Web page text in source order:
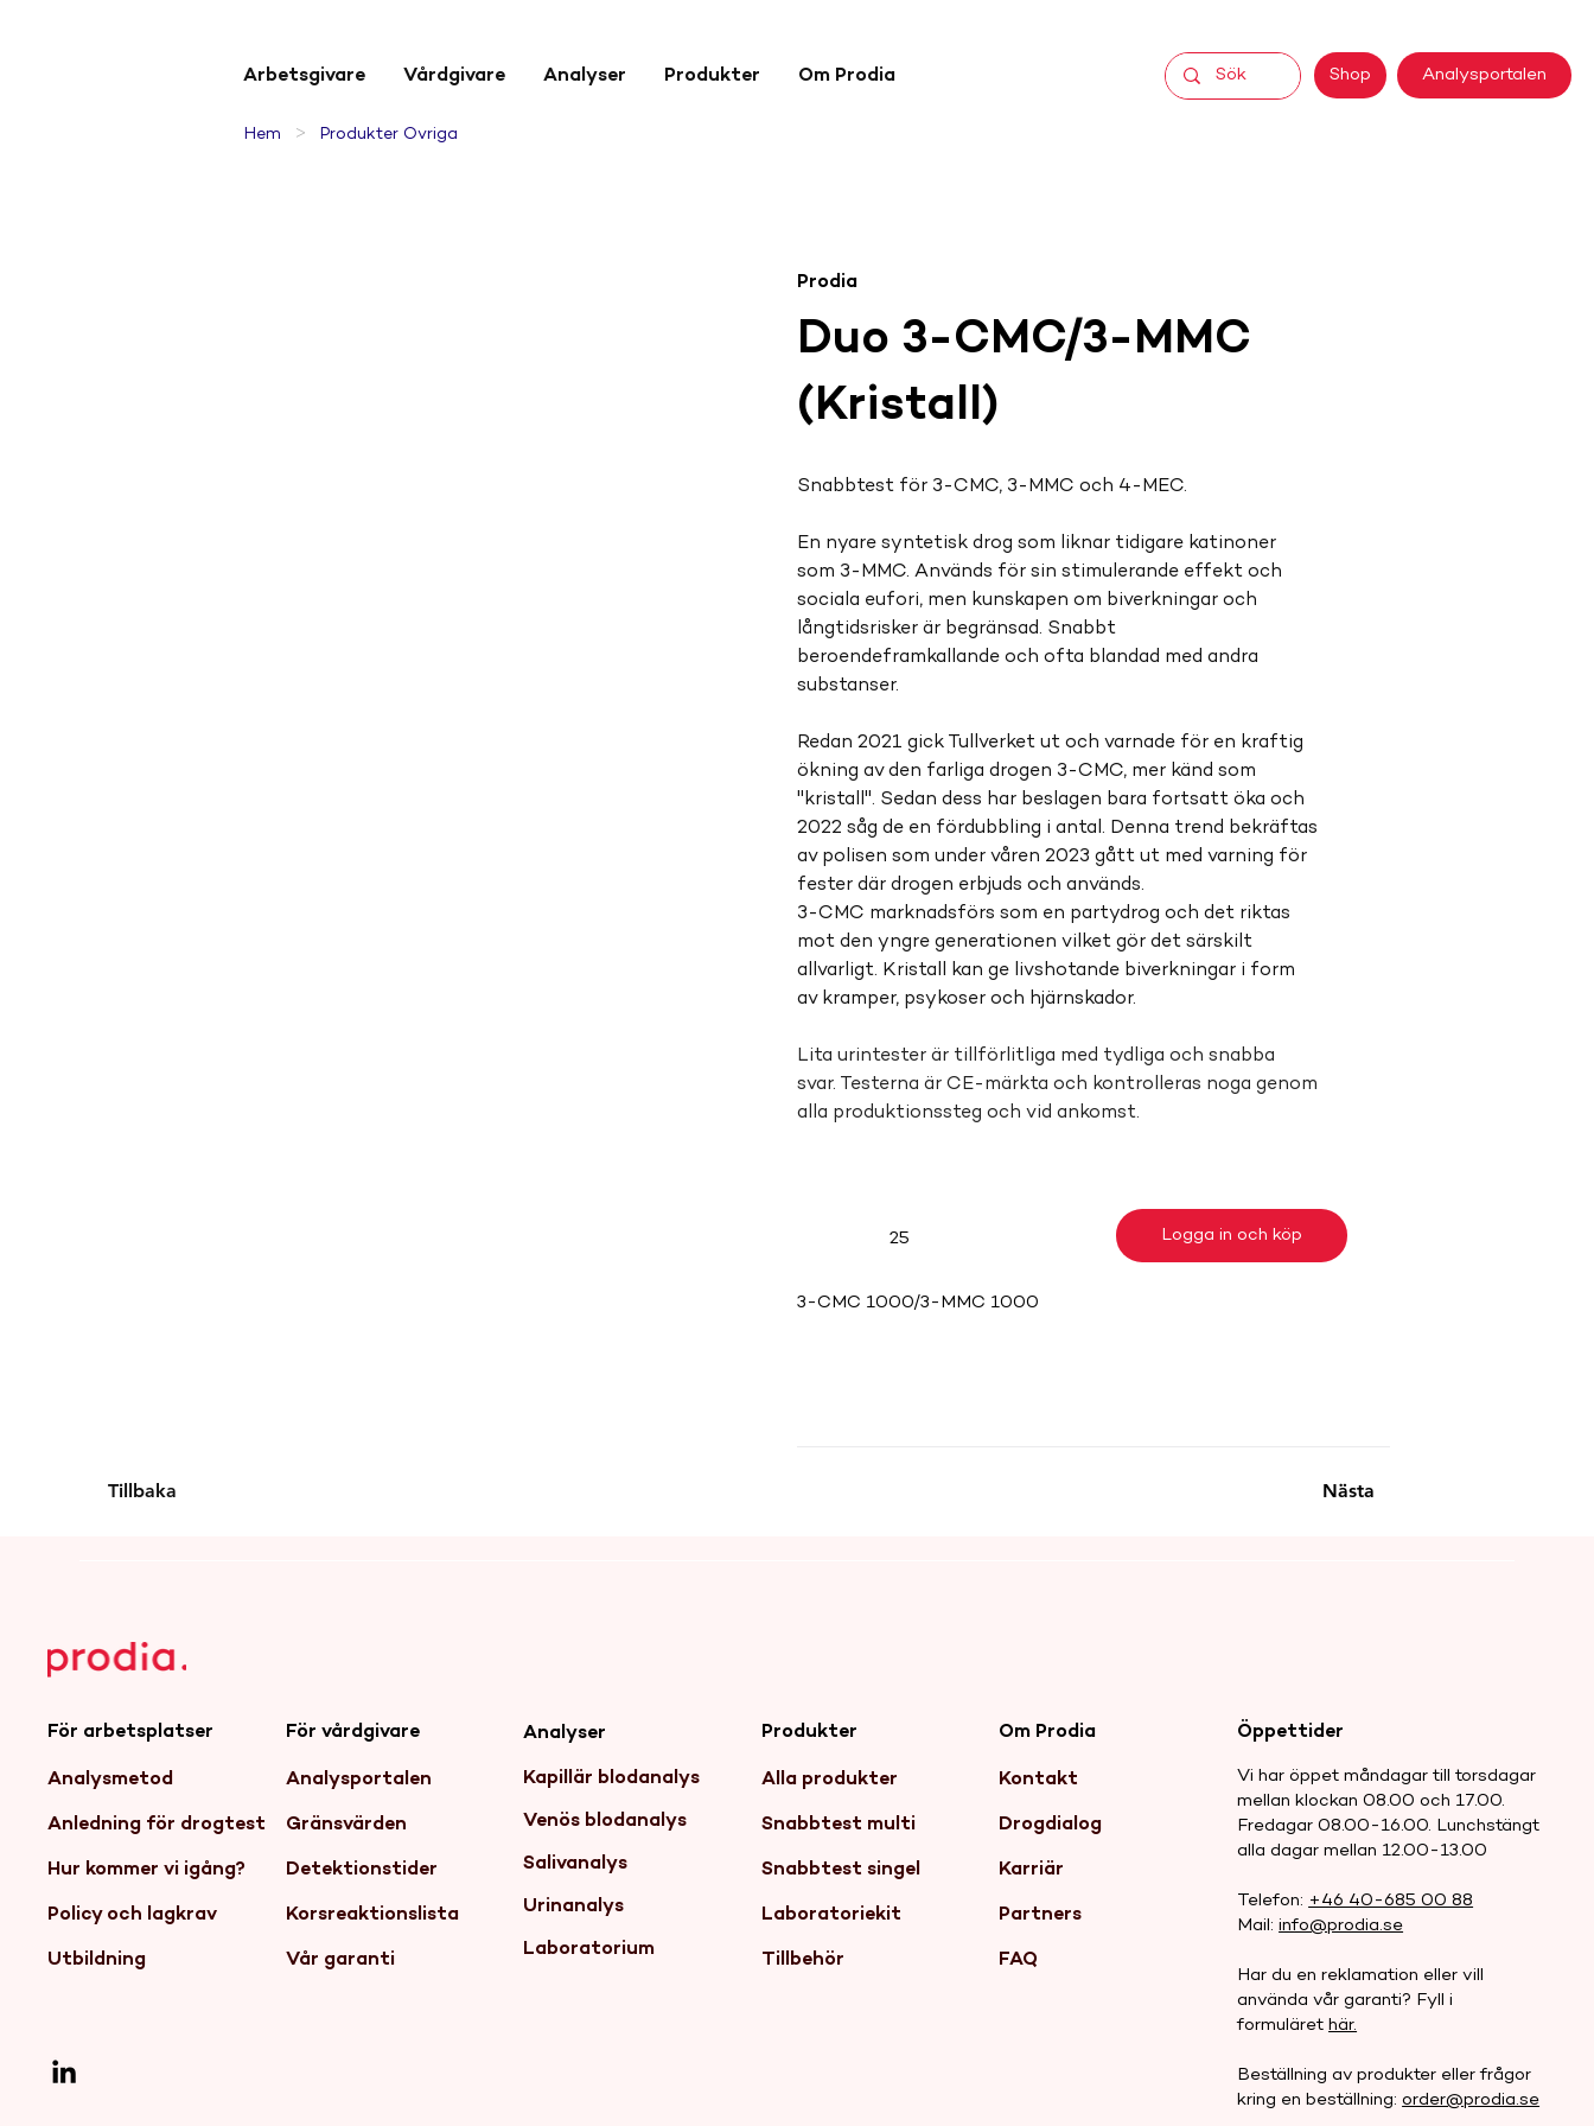
Hem > Produkter Övriga
Arbetsgivare Vårdgivare Analyser Produkter Om Prodia Shop Analysportalen
Duo 3-CMC/3-MMC
(Kristall)
Prodia
Snabbtest för 3-CMC, 3-MMC och 4-MEC.
En nyare syntetisk drog som liknar tidigare katinoner
som 3-MMC. Används för sin stimulerande effekt och
sociala eufori, men kunskapen om biverkningar och
långtidsrisker är begränsad. Snabbt
beroendeframkallande och ofta blandad med andra
substanser.
Redan 2021 gick Tullverket ut och varnade för en kraftig
ökning av den farliga drogen 3-CMC, mer känd som
"kristall". Sedan dess har beslagen bara fortsatt öka och
2022 såg de en fördubbling i antal. Denna trend bekräftas
av polisen som under våren 2023 gått ut med varning för
fester där drogen erbjuds och används.
3-CMC marknadsförs som en partydrog och det riktas
mot den yngre generationen vilket gör det särskilt
allvarligt. Kristall kan ge livshotande biverkningar i form
av kramper, psykoser och hjärnskador.
Lita urintester är tillförlitliga med tydliga och snabba
svar. Testerna är CE-märkta och kontrolleras noga genom
alla produktionssteg och vid ankomst.
3-CMC 1000/3-MMC 1000
25 Logga in och köp
Nästa
Tillbaka
För arbetsplatser
Analysmetod
Anledning för drogtest
Hur kommer vi igång?
Policy och lagkrav
Utbildning
För vårdgivare
Analysportalen
Gränsvärden
Detektionstider
Korsreaktionslista
Vår garanti
Om Prodia
Kontakt
Drogdialog
Karriär
Partners
FAQ
Produkter
Alla produkter
Snabbtest multi
Snabbtest singel
Laboratoriekit
Tillbehör
Öppettider
Vi har öppet måndagar till torsdagar
mellan klockan 08.00 och 17.00.
Fredagar 08.00-16.00. Lunchstängt
alla dagar mellan 12.00-13.00
Telefon: +46 40-685 00 88
Mail:info@prodia.se
Har du en reklamation eller vill
använda vår garanti? Fyll i
formuläret här.
Beställning av produkter eller frågor
kring en beställning:order@prodia.se
Analyser
Kapillär blodanalys
Venös blodanalys
Salivanalys
Urinanalys
Laboratorium